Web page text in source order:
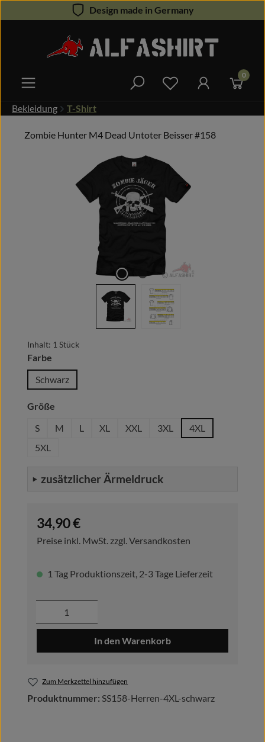
Zum Hauptinhalt springenDesign made in Germany
Du hast 0 0
Bekleidung T-Shirt
Zombie Hunter M4 Dead Untoter Beisser #158
Bildergalerie überspringen
Inhalt: 1 Stück
Farbe
Schwarz
Größe
S
M L XL XXL 3XL
4XL
5XL
zusätzlicher Ärmeldruck
Regulärer Preis:
34,90 €
Preise inkl. MwSt. zzgl. Versandkosten
1 Tag Produktionszeit, 2-3 Tage Lieferzeit
Produkt Anzahl: Gib den gewünschten
In den Warenkorb
Zum Merkzettel hinzufügen
Produktnummer: SS158-Herren-4XL-schwarz